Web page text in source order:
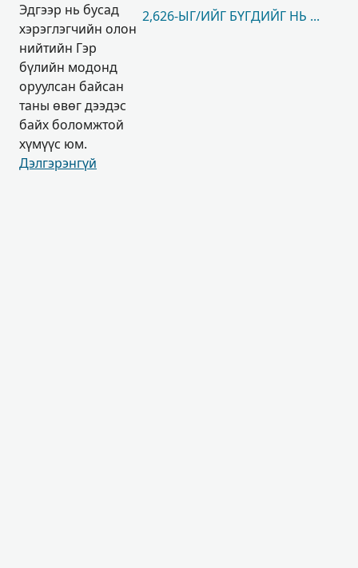
Эдгээр нь бусад
хэрэглэгчийн олон
нийтийн Гэр
бүлийн модонд
оруулсан байсан
таны өвөг дээдэс
байх боломжтой
хүмүүс юм.
Дэлгэрэнгүй
2,626-ЫГ/ИЙГ БҮГДИЙГ НЬ ҮЗЭХ